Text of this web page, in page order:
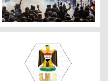
بينهم ضباط.. خلية الإعلام